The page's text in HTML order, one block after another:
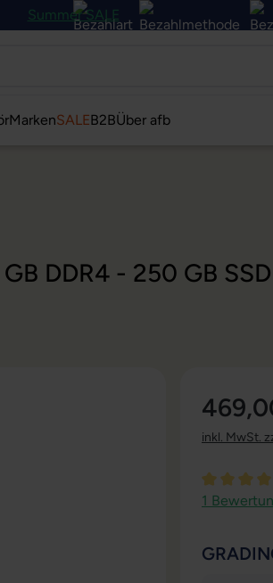
Summer SALE
MarkenSALEB2BÜber afb
DDR4 - 250 GB
inkl. MwSt.
1